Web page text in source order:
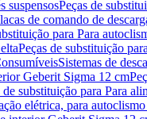
suspensosPeças de
de comando de
para Para
Peças de substituição
Sistemas de
Geberit Sigma 12 cm
de substituição para Para
elétrica, para